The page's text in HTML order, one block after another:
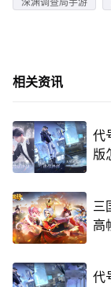
相关资讯
代
版
三
高
代